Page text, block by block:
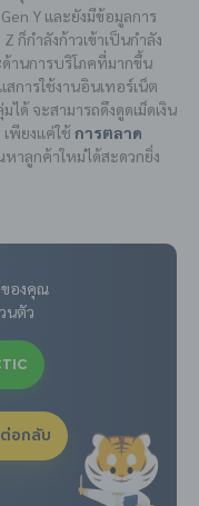
Y และยังมีข้อมูลการ
ก็กำลังก้าวเข้าเป็นกำลัง
านการบริโภคที่มากขึ้น
การใช้งานอินเทอร์เน็ต
ด้ จะสามารถดึงดูดเม็ดเงิน
พียงแค่ใช้ การตลาด
าลูกค้าใหม่ได้สะดวกยิ่ง
องคุณ
นตัว
ต่อกลับ